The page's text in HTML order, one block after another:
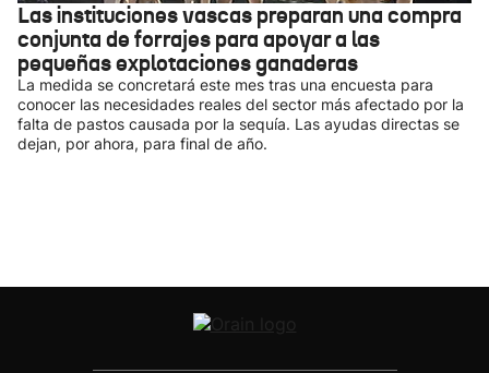
Las instituciones vascas preparan una compra
conjunta de forrajes para apoyar a las
pequeñas explotaciones ganaderas
La medida se concretará este mes tras una encuesta para
conocer las necesidades reales del sector más afectado por la
falta de pastos causada por la sequía. Las ayudas directas se
dejan, por ahora, para final de año.